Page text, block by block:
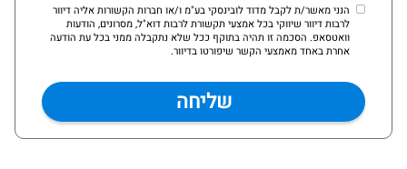
הנני מאשר/ת לקבל מדוד לובינסקי בע"מ ו/או חברות הקשורות אליה דיוור
לרבות דיוור שיווקי בכל אמצעי תקשורת לרבות דוא"ל, מסרונים, הודעות
וואטסאפ. הסכמה זו תהיה בתוקף ככל שלא נתקבלה ממני בכל עת הודעה
אחרת באחד מאמצעי הקשר שיפורטו בדיוור.